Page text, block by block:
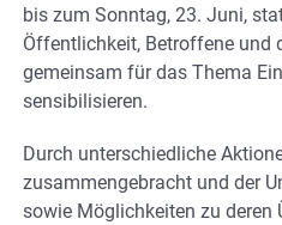
bis zum Sonntag, 23. Juni,
Öffentlichkeit, Betroffene und
gemeinsam für das Thema
sensibilisieren.
Durch unterschiedliche
zusammengebracht und der
sowie Möglichkeiten zu deren